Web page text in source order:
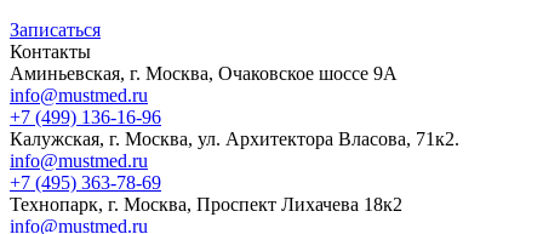
Записаться
Контакты
Аминьевская, г. Москва, Очаковское шоссе 9А
info@mustmed.ru
+7 (499) 136-16-96
Калужская, г. Москва, ул. Архитектора Власова, 71к2.
info@mustmed.ru
+7 (495) 363-78-69
Технопарк, г. Москва, Проспект Лихачева 18к2
info@mustmed.ru